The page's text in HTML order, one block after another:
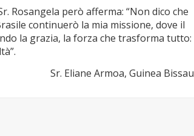
Rosangela però afferma: “Non dico che
continuerò la mia missione, dove il
la grazia, la forza che trasforma tutto:
Sr. Eliane Armoa, Guinea Bissau